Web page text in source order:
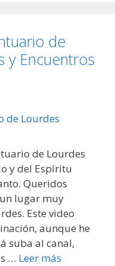
de
y Encuentros
de Lourdes
y del Espíritu
Queridos
lugar muy
Este video
aunque he
suba al canal,
… Leer más